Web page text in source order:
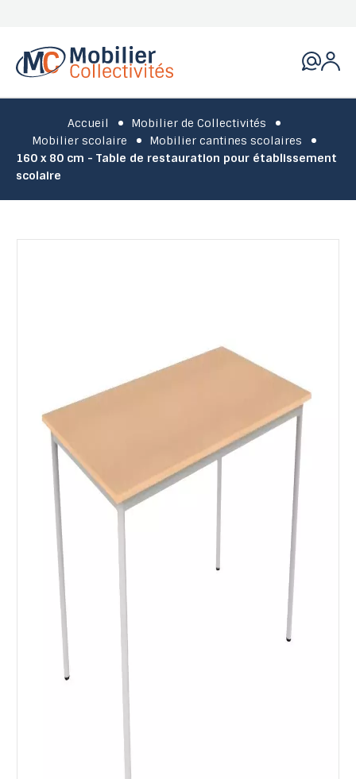
Accueil
Mobilier de Collectivités
Mobilier scolaire
Mobilier cantines scolaires
160 x 80 cm - Table de restauration pour établissement
scolaire